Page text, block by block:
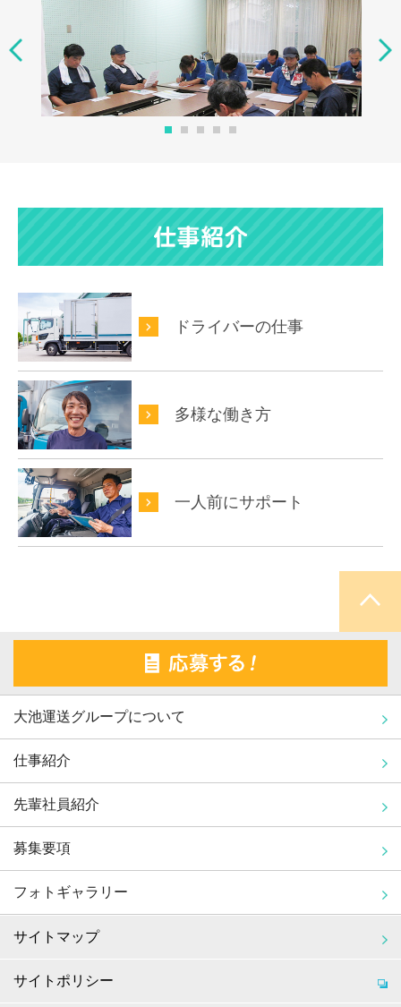
ドライバーの仕事
多様な働き方
一人前にサポート
大池運送グループについて
仕事紹介
先輩社員紹介
募集要項
フォトギャラリー
サイトマップ
サイトポリシー